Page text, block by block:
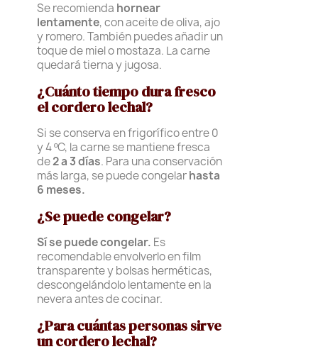
Se recomienda hornear
lentamente, con aceite de oliva, ajo
y romero. También puedes añadir un
toque de miel o mostaza. La carne
quedará tierna y jugosa.
¿Cuánto tiempo dura fresco
el cordero lechal?
Si se conserva en frigorífico entre 0
y 4 ºC, la carne se mantiene fresca
de2 a 3 días. Para una conservación
más larga, se puede congelarhasta
6 meses.
¿Se puede congelar?
Sí se puede congelar. Es
recomendable envolverlo en film
transparente y bolsas herméticas,
descongelándolo lentamente en la
nevera antes de cocinar.
¿Para cuántas personas sirve
un cordero lechal?